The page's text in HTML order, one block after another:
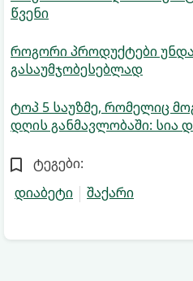
წვენი
როგორი პროდუქტები
გასაუმჯობესებლად
ტოპ 5 საუზმე, რომელიც
დღის განმავლობაში: სია
ტეგები:
დიაბეტი
შაქარი